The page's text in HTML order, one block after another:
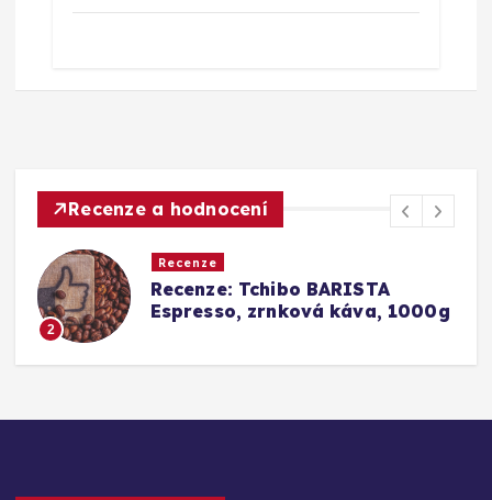
Recenze a hodnocení
3
Recenze
Srovnání a recenze: Tchibo
Barista Caffè Crema vs.